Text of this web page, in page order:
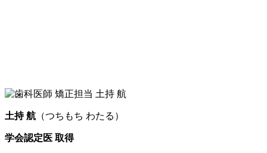
土持 航 （つちもち わたる）
学会認定医 取得